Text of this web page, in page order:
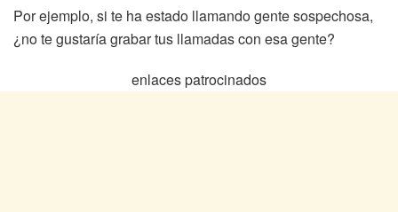
Por ejemplo, si te ha estado llamando gente sospechosa,
¿no te gustaría grabar tus llamadas con esa gente?
enlaces patrocinados